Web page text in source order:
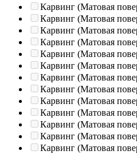
Карвинг (Матовая
Карвинг (Матовая
Карвинг (Матовая
Карвинг (Матовая
Карвинг (Матовая
Карвинг (Матовая
Карвинг (Матовая
Карвинг (Матовая
Карвинг (Матовая
Карвинг (Матовая
Карвинг (Матовая
Карвинг (Матовая
Карвинг (Матовая